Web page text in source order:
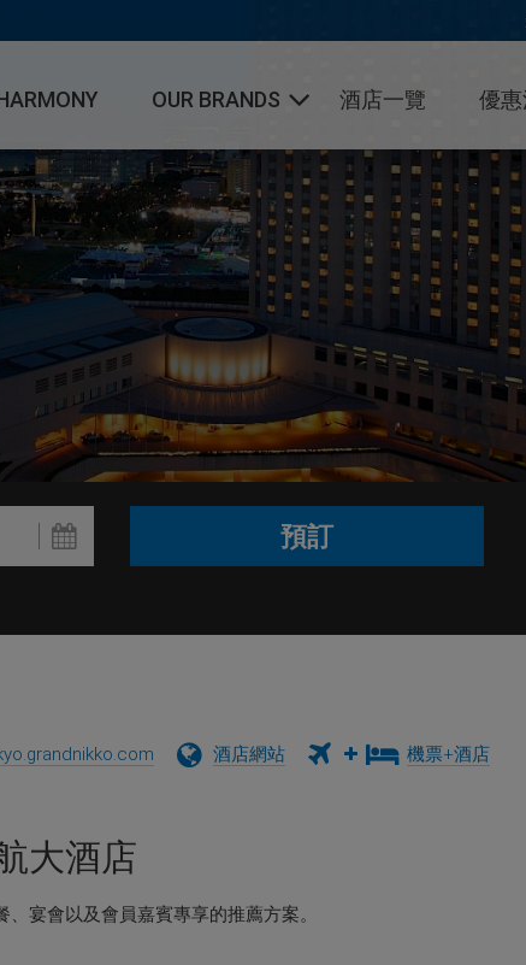
OUR BRANDS
日航酒店國際連鎖
日航都市酒店
酒店一覽 優
酒店網站 機票+酒店
大酒店
宴會以及會員嘉賓專享的推薦方案。